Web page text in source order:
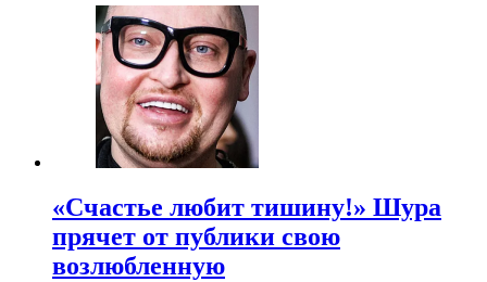
«Счастье любит тишину!» Шура
прячет от публики свою
возлюбленную